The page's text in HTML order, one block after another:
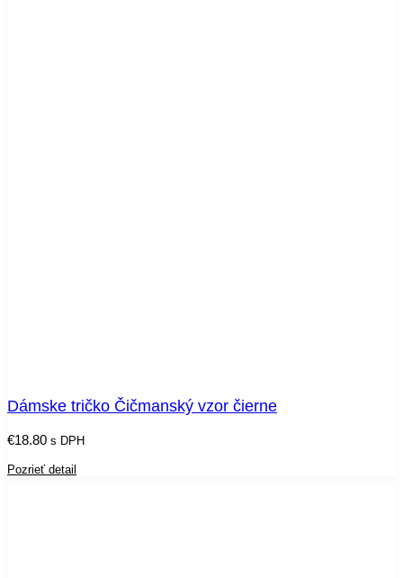
Dámske tričko Čičmanský vzor čierne
€18.80 s DPH
Pozrieť detail